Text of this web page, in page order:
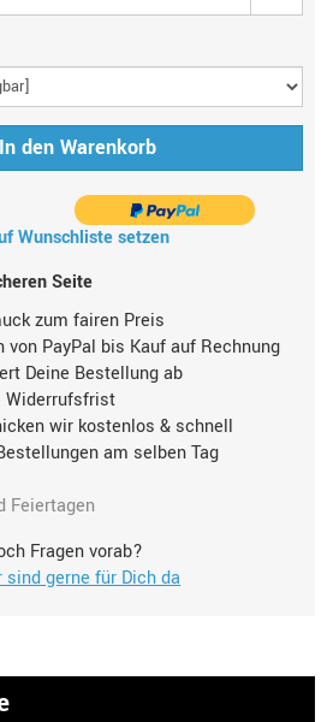
In den Warenkorb
Wunschliste setzen
Seite
zum fairen Preis
von PayPal bis Kauf auf Rechnung
Deine Bestellung ab
Widerrufsfrist
wir kostenlos & schnell
am selben Tag
Feiertagen
Fragen vorab?
sind gerne für Dich da